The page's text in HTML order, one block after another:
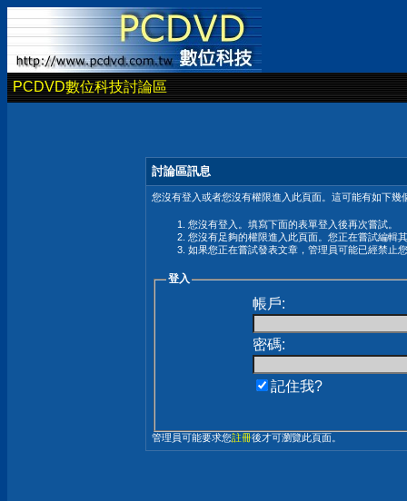
PCDVD數位科技討論區
討論區訊息
您沒有登入或者您沒有權限進入此頁面。這可能有如下幾
您沒有登入。填寫下面的表單登入後再次嘗試。
您沒有足夠的權限進入此頁面。您正在嘗試編輯
如果您正在嘗試發表文章，管理員可能已經禁止
登入
帳戶:
密碼:
記住我?
管理員可能要求您註冊後才可瀏覽此頁面。